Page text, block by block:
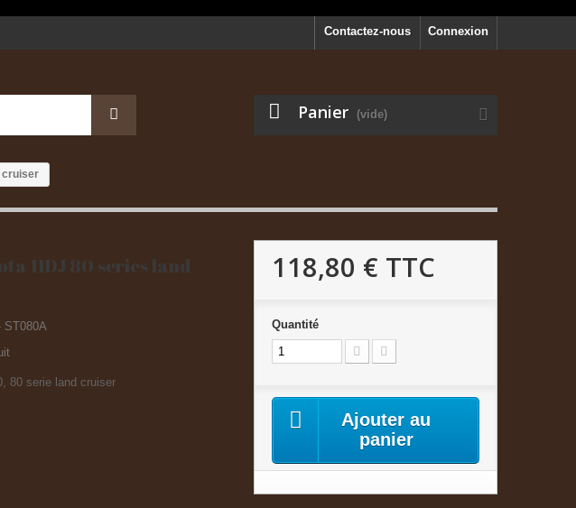
Connexion
Contactez-nous
Panier (vide)
cruiser
HDJ 80 series land
ST080A
80 serie land cruiser
118,80 € TTC
Quantité
Ajouter au
panier